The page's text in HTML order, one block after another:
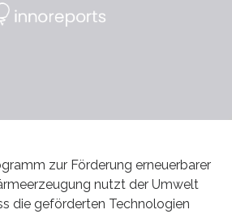
zur Förderung erneuerbarer
nutzt der Umwelt
die geförderten Technologien